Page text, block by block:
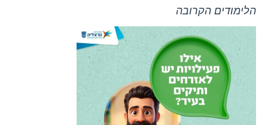
הלימודים הקרובה